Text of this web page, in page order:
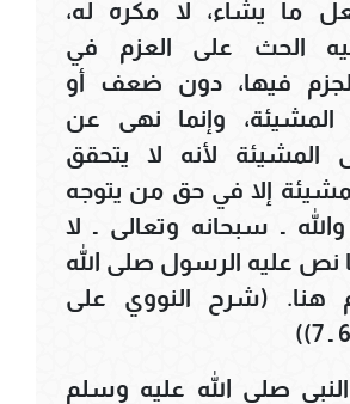
ما يشاء، لا مكره له،
الحث على العزم في
فيها، دون ضعف أو
المشيئة، وإنما نهى عن
المشيئة لأنه لا يتحقق
إلا في حق من يتوجه
والله ـ سبحانه وتعالى ـ لا
نص عليه الرسول صلى الله
هنا. (شرح النووي على
النبي صلى الله عليه وسلم